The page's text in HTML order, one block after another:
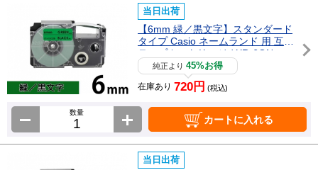
当日出荷
【6mm 緑／黒文字】スタンダード
タイプ Casio ネームランド 用 互換
テープカートリッジ / XR-6GN
純正より45%お得
在庫あり 720円 (税込)
数量
カートに入れる
当日出荷